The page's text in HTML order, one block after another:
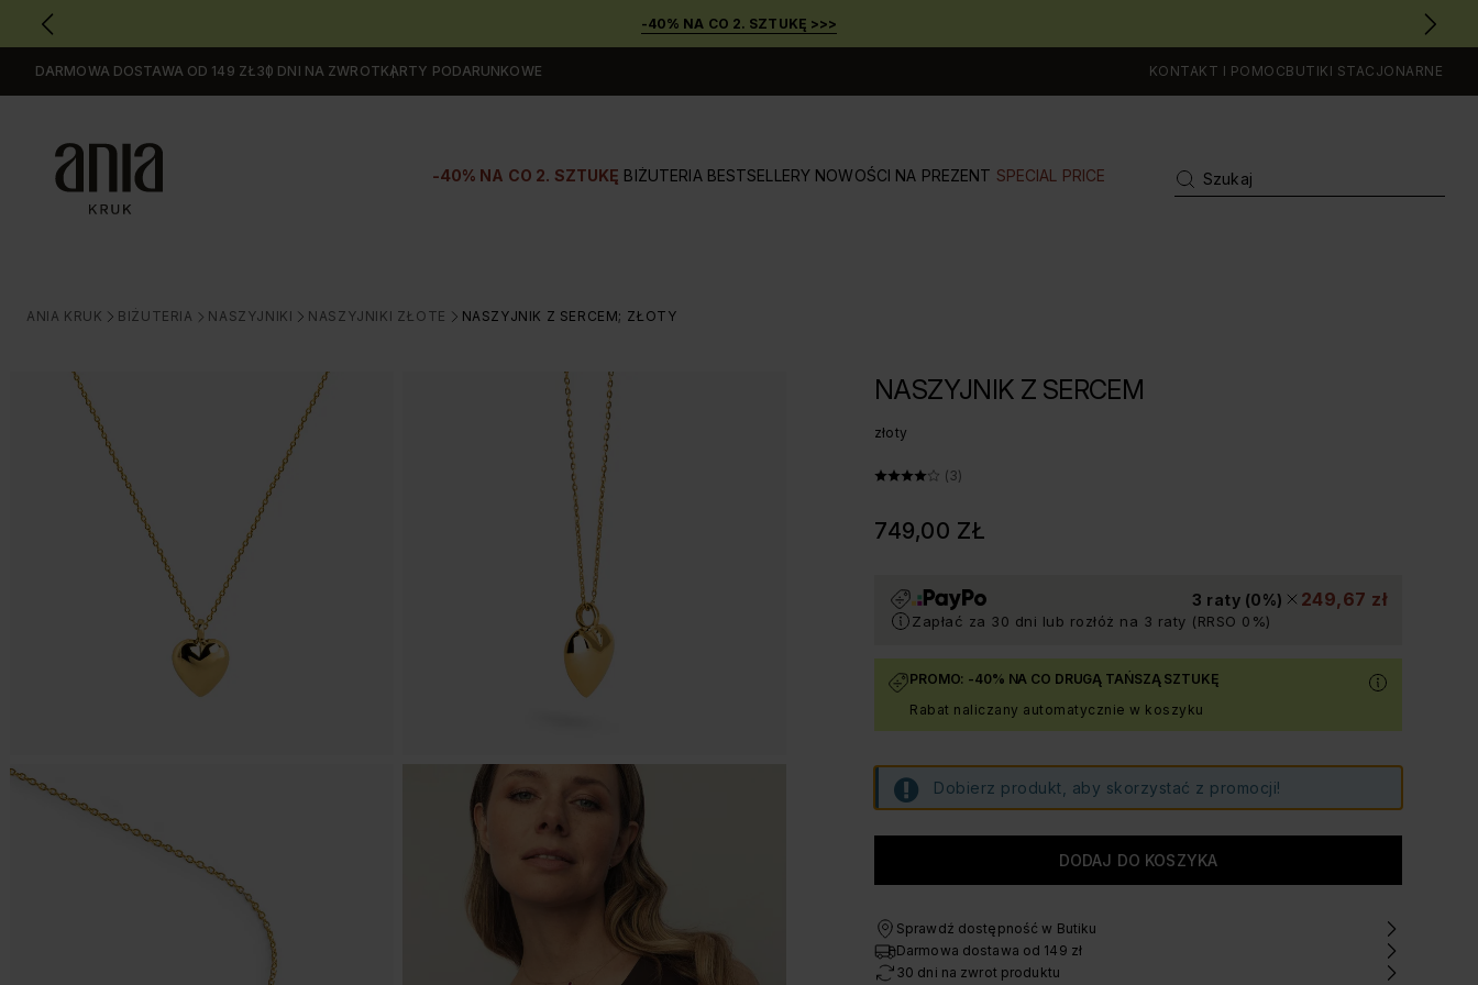
GŁÓWNEJ
ZAWARTOŚCI
MENU
-40% NA CO 2. SZTUKĘ >>>
DARMOWA DOSTAWA OD 149 ZŁ30 DNI NA ZWROTKARTY PODARUNKOWE KONTAKT I POMOCBUTIKI STACJONARNE
-40% NA CO 2. SZTUKĘ BIŻUTERIA BESTSELLERY NOWOŚCI NA PREZENT SPECIAL PRICE
ANIA KRUK
>
BIŻUTERIA
>
NASZYJNIKI
>
NASZYJNIKI ZŁOTE
>
NASZYJNIK Z SERCEM; ZŁOTY
NASZYJNIK Z SERCEM
złoty
ŚREDNIA OCENA: 3.7 Z 5, LICZBA OPINII: 3
(3)
749,00 ZŁ
3 raty (0%) 249,67 zł
Zapłać za 30 dni lub rozłóż na 3 raty (RRSO 0%)
PROMO: -40% NA CO DRUGĄ TAŃSZĄ SZTUKĘ
Rabat naliczany automatycznie w koszyku
Dobierz produkt, aby skorzystać z promocji!
Sprawdź dostępność w Butiku
Darmowa dostawa od 149 zł
30 dni na zwrot produktu